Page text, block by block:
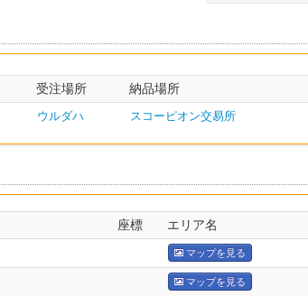
受注場所 納品場所
ウルダハ スコーピオン交易所
座標 エリア名
マップを見る
マップを見る